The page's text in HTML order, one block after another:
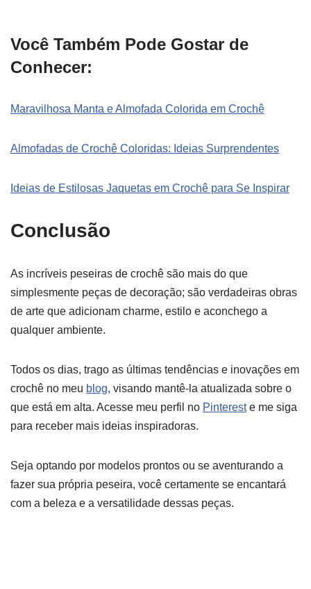
Você Também Pode Gostar de
Conhecer:
Maravilhosa Manta e Almofada Colorida em Crochê
Almofadas de Crochê Coloridas: Ideias Surprendentes
Ideias de Estilosas Jaquetas em Crochê para Se Inspirar
Conclusão
As incríveis peseiras de crochê são mais do que
simplesmente peças de decoração; são verdadeiras obras
de arte que adicionam charme, estilo e aconchego a
qualquer ambiente.
Todos os dias, trago as últimas tendências e inovações em
crochê no meu blog, visando mantê-la atualizada sobre o
que está em alta. Acesse meu perfil no Pintereste me siga
para receber mais ideias inspiradoras.
Seja optando por modelos prontos ou se aventurando a
fazer sua própria peseira, você certamente se encantará
com a beleza e a versatilidade dessas peças.